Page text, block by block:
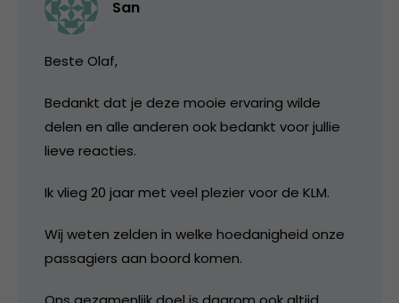
San
Beste Olaf,
Bedankt dat je deze mooie ervaring wilde
delen en alle anderen ook bedankt voor jullie
lieve reacties.
Ik vlieg 20 jaar met veel plezier voor de KLM.
Wij weten zelden in welke hoedanigheid onze
passagiers aan boord komen.